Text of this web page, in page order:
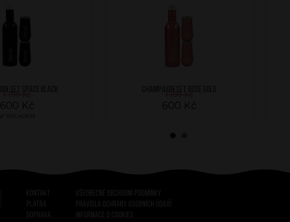
600 Kč 600 Kč
Kontakt
Platba
Doprava
Všeobecné obchodní podmínky
Pravidla ochrany osobních údajů
Informace o cookies